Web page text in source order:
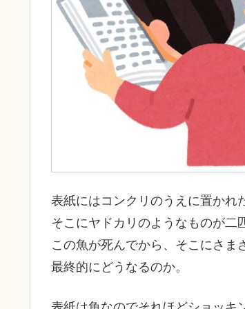
表紙にはコンクリのうえに置かれ
そこにヤドカリのようなものが二
この魚が死んでから、そこにさま
最終的にどうなるのか。